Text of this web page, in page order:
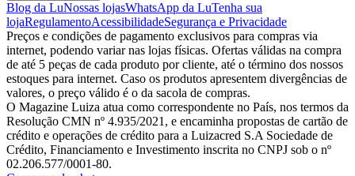
Blog da LuNossas lojasWhatsApp da LuTenha sua
lojaRegulamentoAcessibilidadeSegurança e Privacidade
Preços e condições de pagamento exclusivos para compras via
internet, podendo variar nas lojas físicas. Ofertas válidas na compra
de até 5 peças de cada produto por cliente, até o término dos nossos
estoques para internet. Caso os produtos apresentem divergências de
valores, o preço válido é o da sacola de compras.
O Magazine Luiza atua como correspondente no País, nos termos da
Resolução CMN nº 4.935/2021, e encaminha propostas de cartão de
crédito e operações de crédito para a Luizacred S.A Sociedade de
Crédito, Financiamento e Investimento inscrita no CNPJ sob o nº
02.206.577/0001-80.